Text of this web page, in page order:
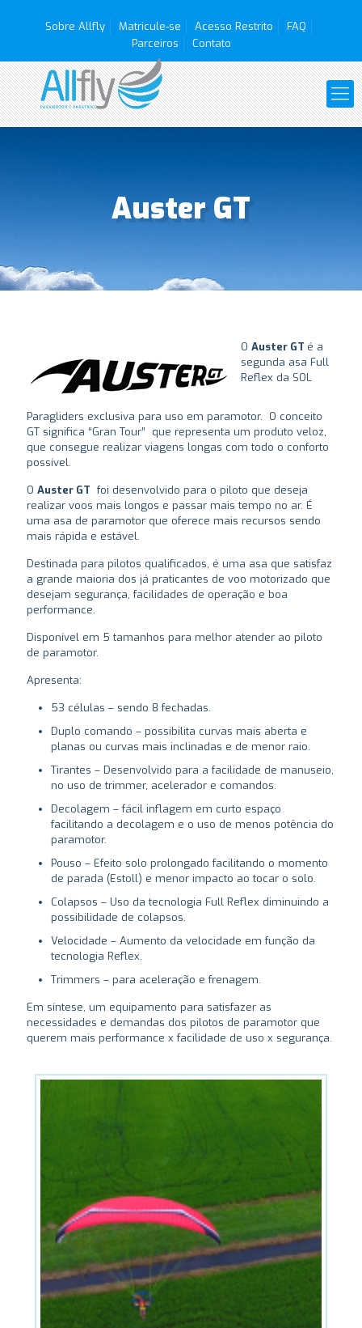
Sobre Allfly Matricule-se Acesso Restrito
FAQ
Parceiros
Contato
Auster GT
O Auster GT é a
segunda asa Full
Reflex da SOL
Paragliders exclusiva para uso em paramotor. O conceito
GT significa “Gran Tour” que representa um produto veloz,
que consegue realizar viagens longas com todo o conforto
possível.
O Auster GT foi desenvolvido para o piloto que deseja
realizar voos mais longos e passar mais tempo no ar. É
uma asa de paramotor que oferece mais recursos sendo
mais rápida e estável.
Destinada para pilotos qualificados, é uma asa que satisfaz
a grande maioria dos já praticantes de voo motorizado que
desejam segurança, facilidades de operação e boa
performance.
Disponível em 5 tamanhos para melhor atender ao piloto
de paramotor.
Apresenta:
53 células – sendo 8 fechadas.
Duplo comando – possibilita curvas mais aberta e
planas ou curvas mais inclinadas e de menor raio.
Tirantes – Desenvolvido para a facilidade de manuseio,
no uso de trimmer, acelerador e comandos.
Decolagem – fácil inflagem em curto espaço
facilitando a decolagem e o uso de menos potência do
paramotor.
Pouso – Efeito solo prolongado facilitando o momento
de parada (Estoll) e menor impacto ao tocar o solo.
Colapsos – Uso da tecnologia Full Reflex diminuindo a
possibilidade de colapsos.
Velocidade – Aumento da velocidade em função da
tecnologia Reflex.
Trimmers – para aceleração e frenagem.
Em síntese, um equipamento para satisfazer as
necessidades e demandas dos pilotos de paramotor que
querem mais performance x facilidade de uso x segurança.